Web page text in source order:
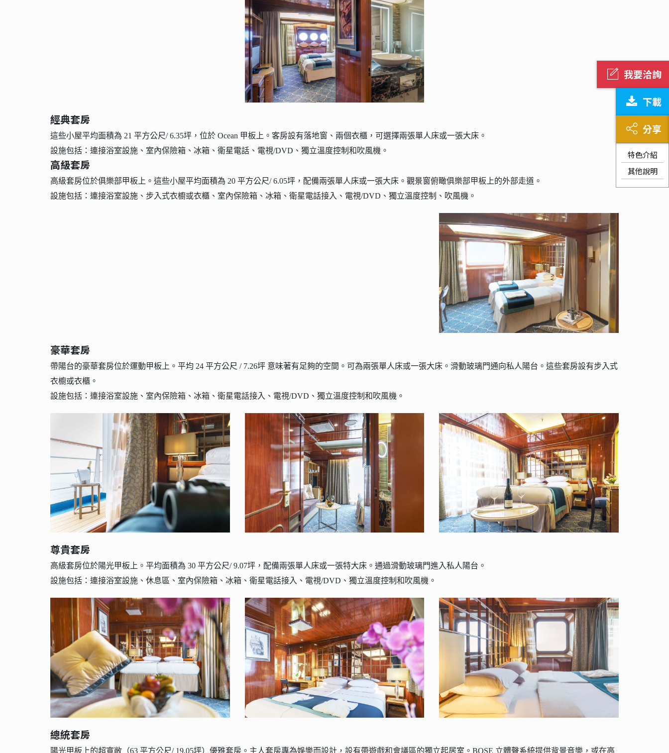
我要洽詢
下載
分享
特色介紹
其他說明
經典套房
這些小屋平均面積為 21 平方公尺/ 6.35坪，位於 Ocean 甲板上。客房設有落地窗、兩個衣櫃，可選擇兩張單人床或一張大床。
設施包括：連接浴室設施、室內保險箱、冰箱、衛星電話、電視/DVD、獨立溫度控制和吹風機。
高級套房
高級套房位於俱樂部甲板上。這些小屋平均面積為 20 平方公尺/ 6.05坪，配備兩張單人床或一張大床。觀景窗俯瞰俱樂部甲板上的外部走道。
設施包括：連接浴室設施、步入式衣櫥或衣櫃、室內保險箱、冰箱、衛星電話接入、電視/DVD、獨立溫度控制、吹風機。
豪華套房
帶陽台的豪華套房位於運動甲板上。平均 24 平方公尺 / 7.26坪 意味著有足夠的空間。可為兩張單人床或一張大床。滑動玻璃門通向私人陽台。這些套房設有步入式
衣櫥或衣櫃。
設施包括：連接浴室設施、室內保險箱、冰箱、衛星電話接入、電視/DVD、獨立溫度控制和吹風機。
尊貴套房
高級套房位於陽光甲板上。平均面積為 30 平方公尺/ 9.07坪，配備兩張單人床或一張特大床。通過滑動玻璃門進入私人陽台。
設施包括：連接浴室設施、休息區、室內保險箱、冰箱、衛星電話接入、電視/DVD、獨立溫度控制和吹風機。
總統套房
陽光甲板上的超寬敞（63 平方公尺/ 19.05坪）優雅套房。主人套房專為娛樂而設計，設有帶遊戲和會議區的獨立起居室。BOSE 立體聲系統提供背景音樂，或在高